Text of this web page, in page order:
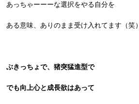
あっちゃーーーな選択をやる自分を
ある意味、ありのまま受け入れてます（笑）
ぶきっちょで、猪突猛進型で
でも向上心と成長欲はあって